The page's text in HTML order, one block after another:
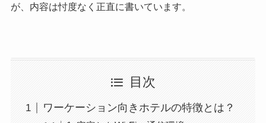
が、内容は忖度なく正直に書いています。
目次
ワーケーション向きホテルの特徴とは？